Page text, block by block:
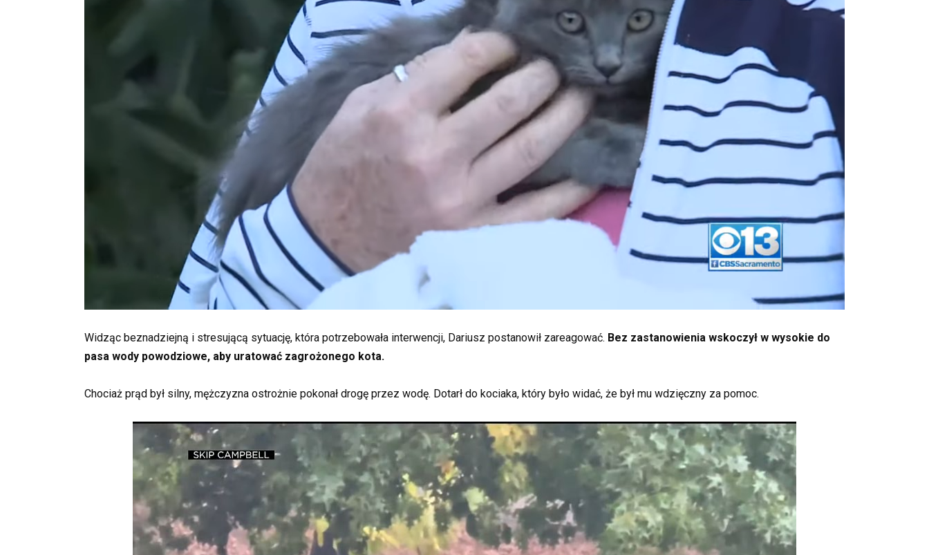
Widząc beznadziejną i stresującą sytuację, która potrzebowała interwencji, Dariusz postanowił zareagować. Bez zastanowienia wskoczył w wysokie do
pasa wody powodziowe, aby uratować zagrożonego kota.
Chociaż prąd był silny, mężczyzna ostrożnie pokonał drogę przez wodę. Dotarł do kociaka, który było widać, że był mu wdzięczny za pomoc.